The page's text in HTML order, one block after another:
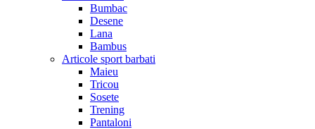
Bumbac
Desene
Lana
Bambus
Articole sport barbati
Maieu
Tricou
Sosete
Trening
Pantaloni